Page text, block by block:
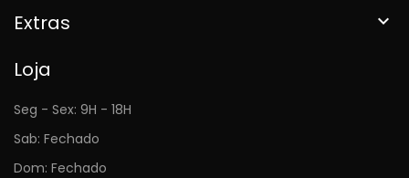
Extras 
Loja
Seg - Sex: 9H - 18H
Sab: Fechado
Dom: Fechado